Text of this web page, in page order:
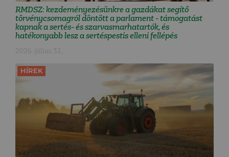
RMDSZ: kezdeményezésünkre a gazdákat segítő
törvénycsomagról döntött a parlament - támogatást
kapnak a sertés- és szarvasmarhatartók, és
hatékonyabb lesz a sertéspestis elleni fellépés
2026. július 31.
HÍREK